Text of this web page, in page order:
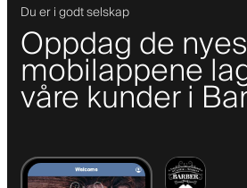
Du er i godt selskap
Oppdag de
mobilappene
våre kunder i